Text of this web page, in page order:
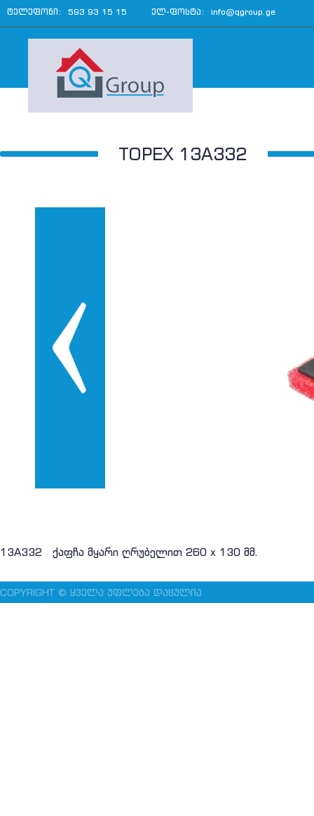
ტელეფონი: 593 93 15 15 ელ-ფოსტა: info@qgroup.ge
TOPEX 13A332
13A332 ქაფჩა მყარი ღრუბელით 260 x 130 მმ.
COPYRIGHT © ᲧᲕᲔᲚᲐ ᲣᲤᲚᲔᲑᲐ ᲓᲐᲪᲣᲚᲘᲐ